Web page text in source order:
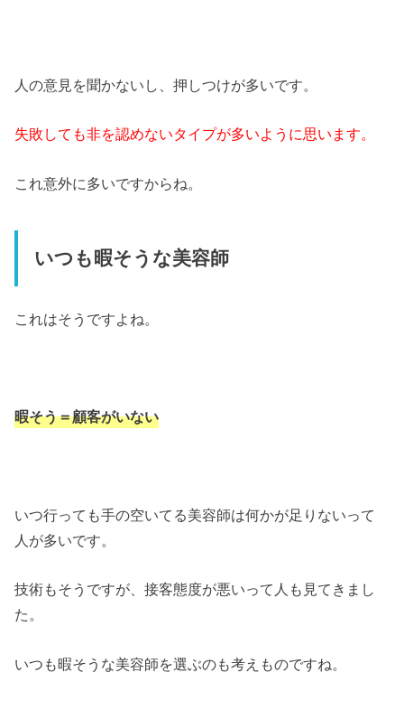
人の意見を聞かないし、押しつけが多いです。
失敗しても非を認めないタイプが多いように思います。
これ意外に多いですからね。
いつも暇そうな美容師
これはそうですよね。
暇そう＝顧客がいない
いつ行っても手の空いてる美容師は何かが足りないって
人が多いです。
技術もそうですが、接客態度が悪いって人も見てきまし
た。
いつも暇そうな美容師を選ぶのも考えものですね。